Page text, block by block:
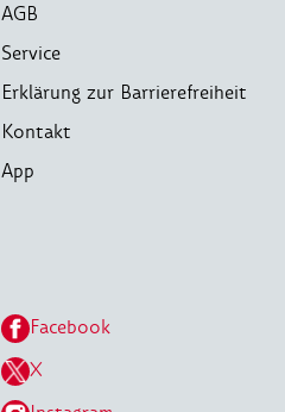
AGB
Service
Erklärung zur Barrierefreiheit
Kontakt
App
Facebook
X